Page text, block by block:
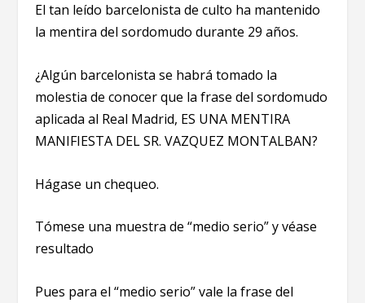
El tan leído barcelonista de culto ha mantenido
la mentira del sordomudo durante 29 años.
¿Algún barcelonista se habrá tomado la
molestia de conocer que la frase del sordomudo
aplicada al Real Madrid, ES UNA MENTIRA
MANIFIESTA DEL SR. VAZQUEZ MONTALBAN?
Hágase un chequeo.
Tómese una muestra de “medio serio” y véase
resultado
Pues para el “medio serio” vale la frase del